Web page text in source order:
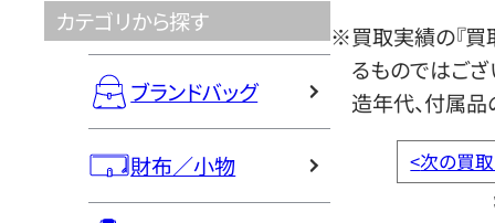
カテゴリから探す
ブランドバッグ
財布／小物
※買取実績の『買
るものではござ
造年代、付属品
<次の買